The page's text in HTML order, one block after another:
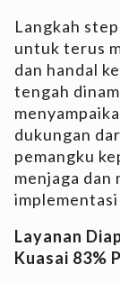
Langkah
untuk terus
dan handal
tengah
dukungan
pemangku
menjaga dan
Layanan
Kuasai 83%